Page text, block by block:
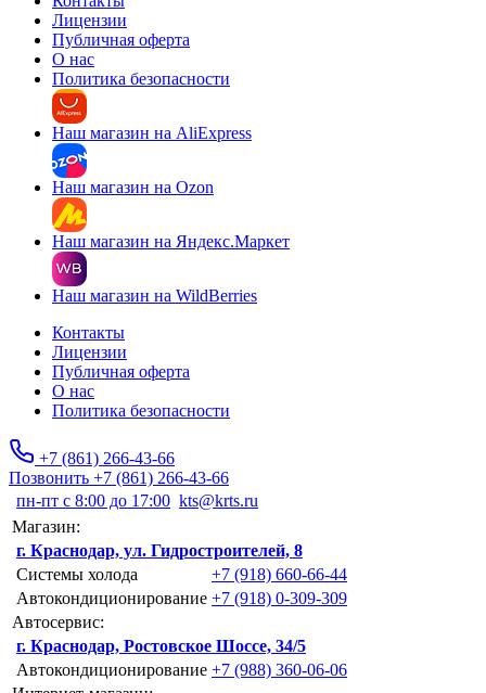
Лицензии
Публичная оферта
О нас
Политика безопасности
Наш магазин на AliExpress
Наш магазин на Ozon
Наш магазин на Яндекс.Маркет
Наш магазин на WildBerries
Контакты
Лицензии
Публичная оферта
О нас
Политика безопасности
+7 (861) 266-43-66
Позвонить +7 (861) 266-43-66
пн-пт с 8:00 до 17:00 kts@krts.ru
Магазин:
г. Краснодар, ул. Гидростроителей, 8
Системы холода
+7 (918) 660-66-44
Автокондиционирование +7 (918) 0-309-309
Автосервис:
г. Краснодар, Ростовское Шоссе, 34/5
Автокондиционирование +7 (988) 360-06-06